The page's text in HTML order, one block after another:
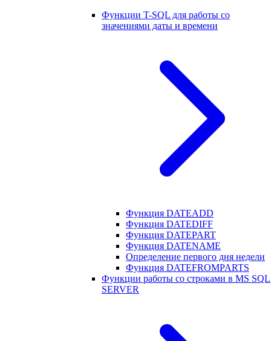
Функции T-SQL для работы со
значениями даты и времени
Функция DATEADD
Функция DATEDIFF
Функция DATEPART
Функция DATENAME
Определение первого дня недели
Функция DATEFROMPARTS
Функции работы со строками в MS SQL
SERVER